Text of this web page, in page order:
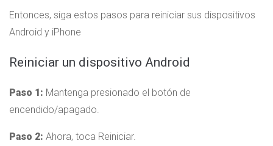
Entonces, siga estos pasos para reiniciar sus dispositivos
Android y iPhone
Reiniciar un dispositivo Android
Paso 1: Mantenga presionado el botón de
encendido/apagado.
Paso 2: Ahora, toca Reiniciar.